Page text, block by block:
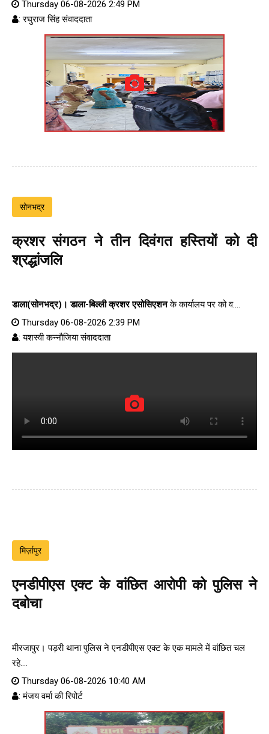
Thursday 06-08-2026 2:49 PM
: रघुराज सिंह संवाददाता
सोनभद्र
क्रशर संगठन ने तीन दिवंगत हस्तियों को दी
श्रद्धांजलि
डाला(सोनभद्र)। डाला-बिल्ली क्रशर एसोसिएशनके कार्यालय पर को व....
Thursday 06-08-2026 2:39 PM
: यशस्वी कन्नौजिया संवाददाता
मिर्ज़ापुर
एनडीपीएस एक्ट के वांछित आरोपी को पुलिस ने
दबोचा
मीरजापुर। पड़री थाना पुलिस ने एनडीपीएस एक्ट के एक मामले में वांछित चल
रहे....
Thursday 06-08-2026 10:40 AM
: मंजय वर्मा की रिपोर्ट